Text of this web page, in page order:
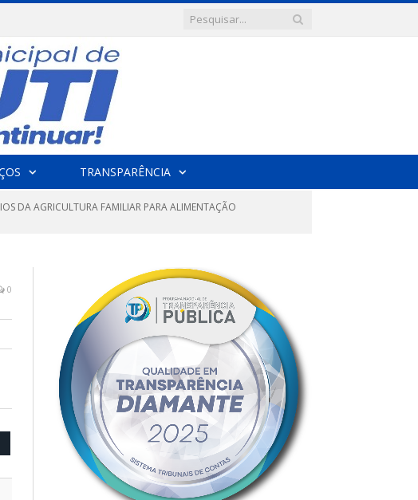
TRANSPARÊNCIA
DA AGRICULTURA FAMILIAR PARA ALIMENTAÇÃO
0